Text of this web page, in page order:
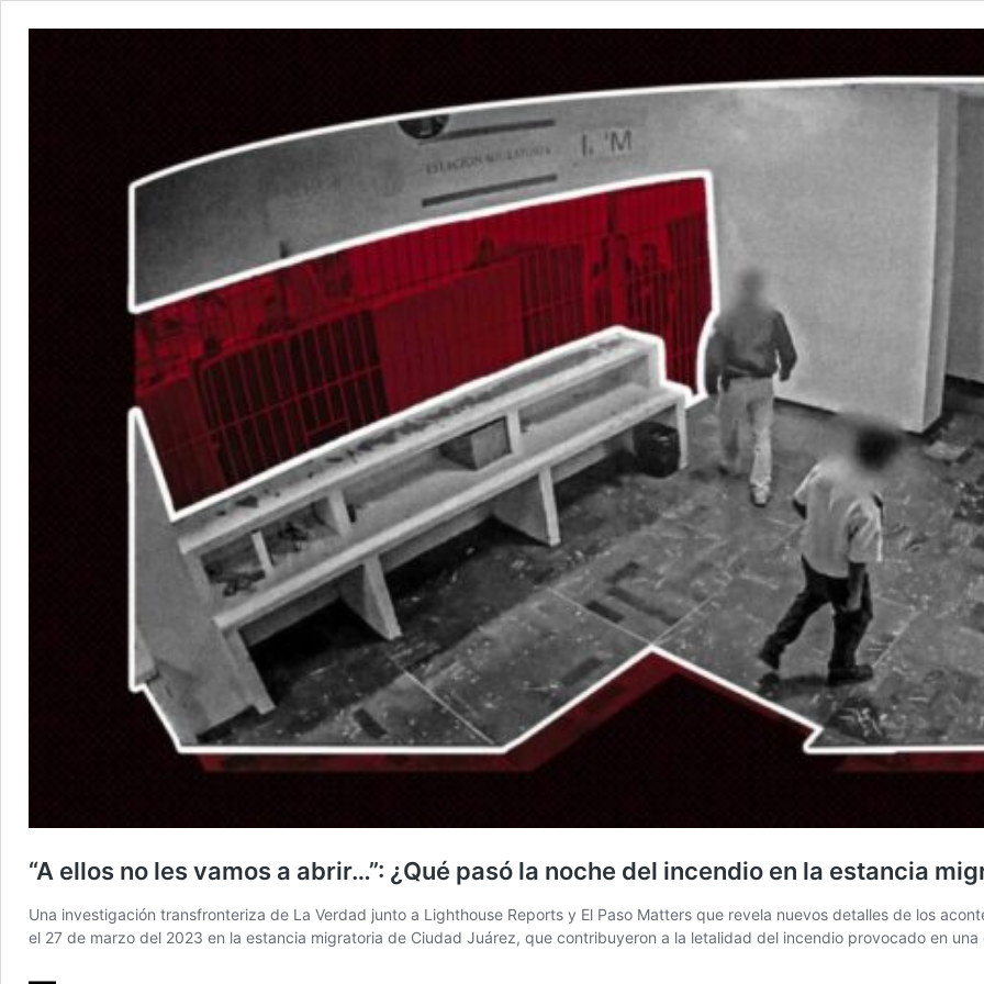
“A ellos no les vamos a abrir…”: ¿Qué pasó la noche del incendio en la estancia
Una investigación transfronteriza de La Verdad junto a Lighthouse Reports y El Paso Matters que revela nuevos detalles de los
el 27 de marzo del 2023 en la estancia migratoria de Ciudad Juárez, que contribuyeron a la letalidad del incendio provocado en